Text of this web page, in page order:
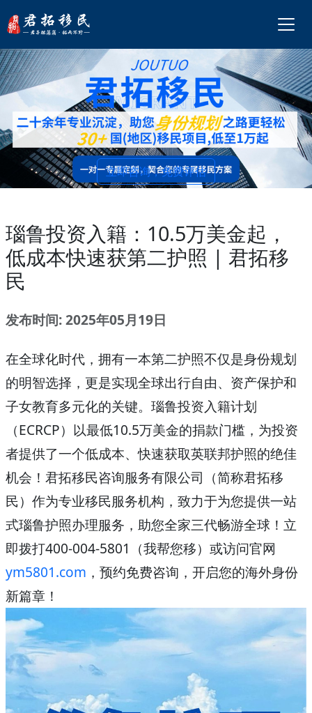
立即咨询，免费评估
瑙鲁投资入籍：10.5万美金起，
低成本快速获第二护照 | 君拓移
民
发布时间: 2025年05月19日
在全球化时代，拥有一本第二护照不仅是身份规划
的明智选择，更是实现全球出行自由、资产保护和
子女教育多元化的关键。 瑙鲁投资入籍计划
（ECRCP） 以最低10.5万美金的捐款门槛，为投资
者提供了一个低成本、快速获取英联邦护照的绝佳
机会！ 君拓移民咨询服务有限公司 （简称君拓移
民）作为专业移民服务机构，致力于为您提供一站
式瑙鲁护照办理服务，助您全家三代畅游全球！立
即拨打400-004-5801（我帮您移）或访问官网
ym5801.com ，预约免费咨询，开启您的海外身份
新篇章！